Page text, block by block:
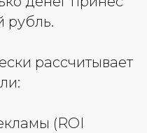
рубль.
рассчитывает
(ROI